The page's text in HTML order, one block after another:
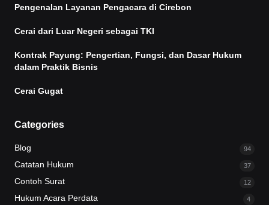
Pengenalan Layanan Pengacara di Cirebon
Cerai dari Luar Negeri sebagai TKI
Kontrak Payung: Pengertian, Fungsi, dan Dasar Hukum
dalam Praktik Bisnis
Cerai Gugat
Categories
Blog 94
Catatan Hukum 37
Contoh Surat 12
Hukum Acara Perdata 4